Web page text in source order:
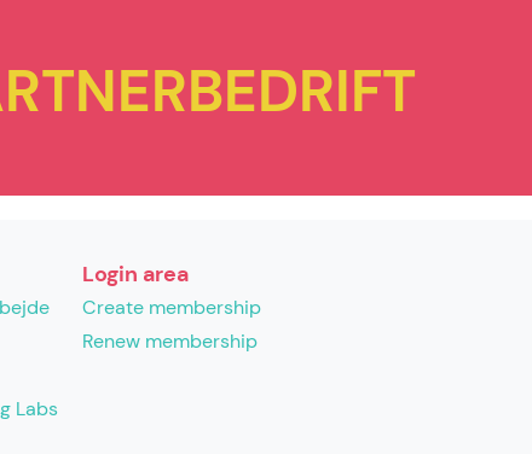
Labs
Login area
Create membership
Renew membership